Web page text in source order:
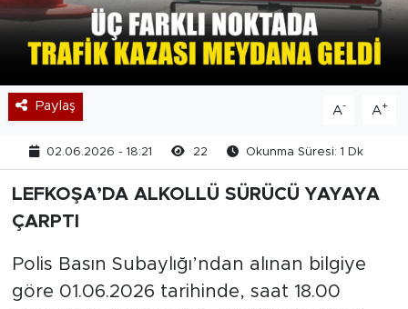
Paylaş A- A+
02.06.2026 - 18:21 22 Okunma Süresi: 1 Dk
LEFKOŞA’DA ALKOLLÜ SÜRÜCÜ YAYAYA
ÇARPTI
Polis Basın Subaylığı’ndan alınan bilgiye
göre 01.06.2026 tarihinde, saat 18.00